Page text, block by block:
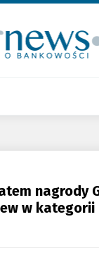
nagrody
w